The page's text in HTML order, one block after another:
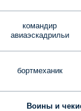
командир
авиаэскадрильи
бортмеханик
Воины и